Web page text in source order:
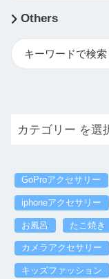
Others
GoProアクセサリー
iphoneアクセサリー
お風呂 たこ焼き
カメラアクセサリー
キッズファッション